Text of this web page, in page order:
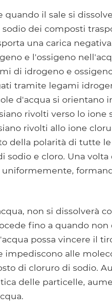
il sale si
dei composti
una carica
e l'ossigeno
di idrogeno e
tramite legami
d'acqua si orientano
rivolti verso lo ione
rivolti allo ione
della polarità di tutte
e cloro. Una volta
non si dissolverà
fino a quando
possa vincere il
alle
di cloruro di sodio.
delle particelle,